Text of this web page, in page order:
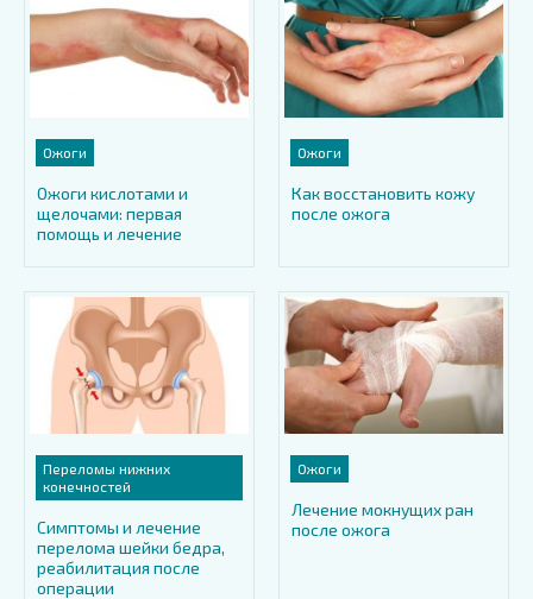
Ожоги
Ожоги кислотами и
щелочами: первая
помощь и лечение
Ожоги
Как восстановить кожу
после ожога
Переломы нижних
конечностей
Симптомы и лечение
перелома шейки бедра,
реабилитация после
операции
Ожоги
Лечение мокнущих ран
после ожога